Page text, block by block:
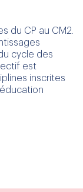
du CP au CM2.
cycle des
est
inscrites